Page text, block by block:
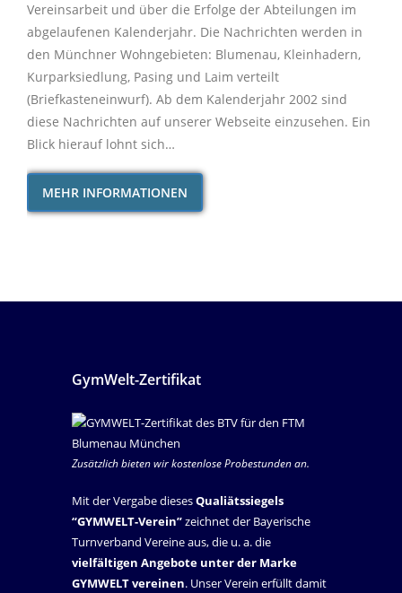
Vereinsarbeit und über die Erfolge der Abteilungen im
abgelaufenen Kalenderjahr. Die Nachrichten werden in
den Münchner Wohngebieten: Blumenau, Kleinhadern,
Kurparksiedlung, Pasing und Laim verteilt
(Briefkasteneinwurf). Ab dem Kalenderjahr 2002 sind
diese Nachrichten auf unserer Webseite einzusehen. Ein
Blick hierauf lohnt sich…
MEHR INFORMATIONEN
GymWelt-Zertifikat
Zusätzlich bieten wir kostenlose Probestunden an.
Mit der Vergabe diesesQualiätssiegels
“GYMWELT-Verein”zeichnet der Bayerische
Turnverband Vereine aus, die u. a. die
vielfältigen Angebote unter der Marke
GYMWELT vereinen. Unser Verein erfüllt damit